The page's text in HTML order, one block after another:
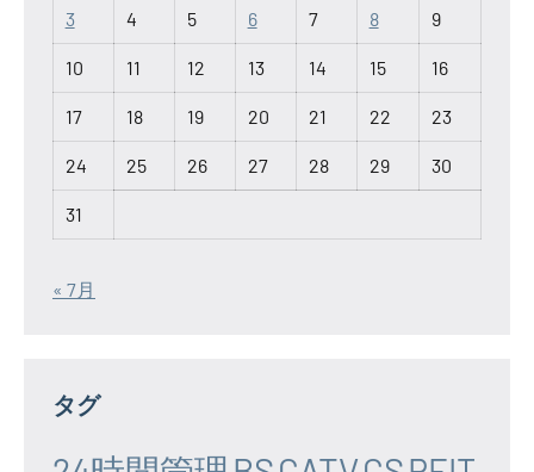
3 4 5 6 7 8 9
10 11 12 13 14 15 16
17 18 19 20 21 22 23
24 25 26 27 28 29 30
31
« 7月
タグ